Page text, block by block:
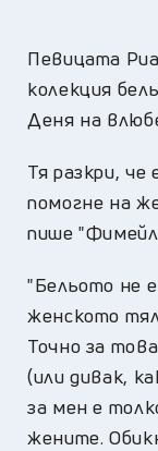
Певицата
колекция
Деня на
Тя разкри, че
помогне на
пише
"Бельото не
женското
Точно за
(или дивак,
за мен е
жените.